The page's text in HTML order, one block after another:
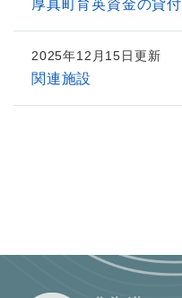
厚真町育英資金の貸付
2025年12月15日更新
関連施設